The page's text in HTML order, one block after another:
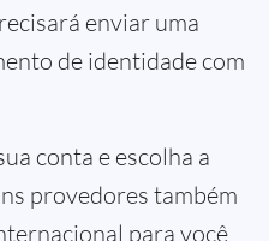
enviar uma
de identidade com
conta e escolha a
provedores também
para você